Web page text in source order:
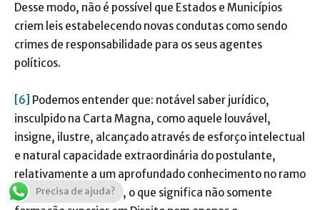
Desse modo, não é possível que Estados e Municípios
criem leis estabelecendo novas condutas como sendo
crimes de responsabilidade para os seus agentes
políticos.
[6]
Podemos entender que: notável saber jurídico,
insculpido na Carta Magna, como aquele louvável,
insigne, ilustre, alcançado através de esforço intelectual
e natural capacidade extraordinária do postulante,
relativamente a um aprofundado conhecimento no ramo
das Ciências Jurídicas, o que significa não somente
Precisa de ajuda?